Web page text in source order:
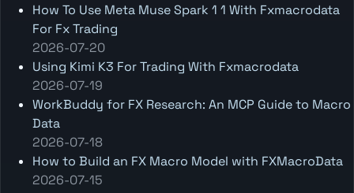
How To Use Meta Muse Spark 1 1 With Fxmacrodata
For Fx Trading
2026-07-20
Using Kimi K3 For Trading With Fxmacrodata
2026-07-19
WorkBuddy for FX Research: An MCP Guide to Macro
Data
2026-07-18
How to Build an FX Macro Model with FXMacroData
2026-07-15